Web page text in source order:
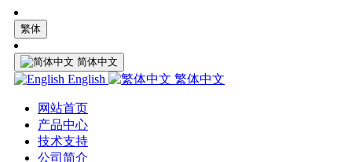
繁体
简体中文
English 繁体中文
网站首页
产品中心
技术支持
公司简介